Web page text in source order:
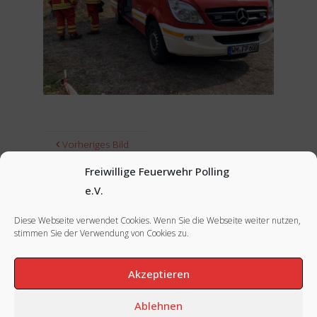
Freiwillige Feuerwehr Polling
e.V.
Diese Webseite verwendet Cookies. Wenn Sie die Webseite weiter nutzen,
stimmen Sie der Verwendung von Cookies zu.
Akzeptieren
Ablehnen
Vorheriges Bild
Nächstes Bild